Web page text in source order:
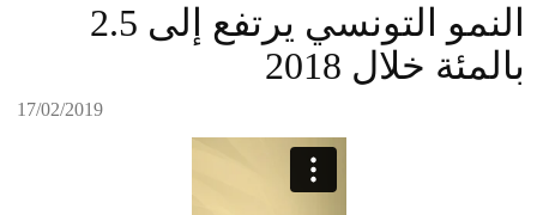
النمو التونسي يرتفع إلى 2.5
بالمئة خلال 2018
17/02/2019